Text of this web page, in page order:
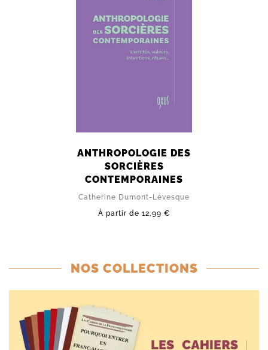
ANTHROPOLOGIE DES
SORCIÈRES
CONTEMPORAINES
Catherine Dumont-Lévesque
À partir de 12,99 €
NOS COLLECTIONS